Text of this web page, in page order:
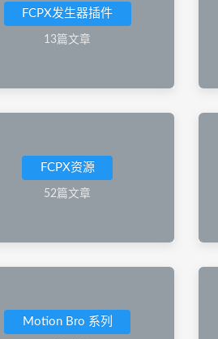
FCPX发生器插件
13篇文章
FCPX资源
52篇文章
Motion Bro 系列